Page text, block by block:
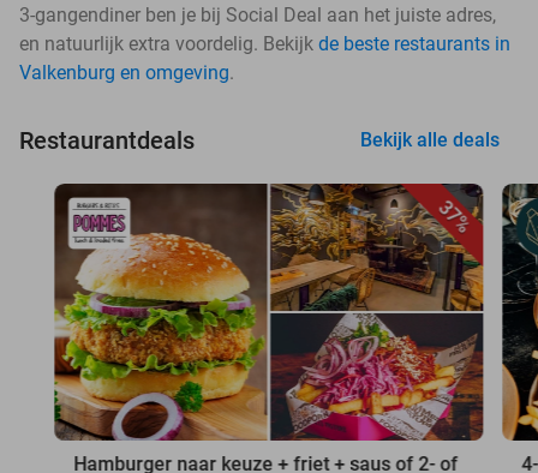
3-gangendiner ben je bij Social Deal aan het juiste adres,
en natuurlijk extra voordelig. Bekijk de beste restaurants in
Valkenburg en omgeving.
Restaurantdeals Bekijk alle deals
37%
Hamburger naar keuze + friet + saus of 2- of